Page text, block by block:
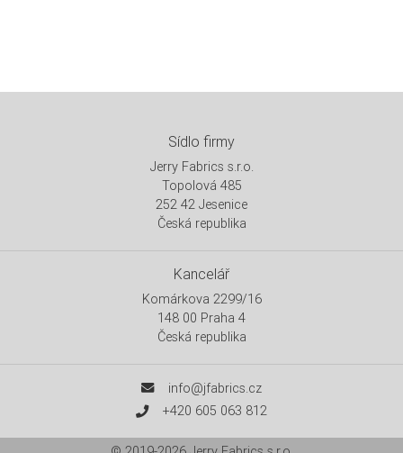
Sídlo firmy
Jerry Fabrics s.r.o.
Topolová 485
252 42 Jesenice
Česká republika
Kancelář
Komárkova 2299/16
148 00 Praha 4
Česká republika
info@jfabrics.cz
+420 605 063 812